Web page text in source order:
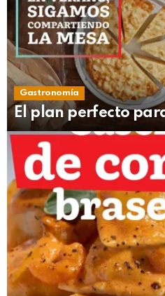
Gastronomía
El plan perfecto